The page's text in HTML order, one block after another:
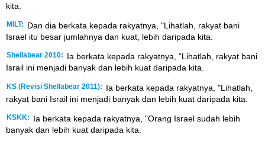
kita.
MILT:
Dan dia berkata kepada rakyatnya, "Lihatlah, rakyat bani
Israel itu besar jumlahnya dan kuat, lebih daripada kita.
Shellabear 2010:
Ia berkata kepada rakyatnya, “Lihatlah, rakyat bani
Israil ini menjadi banyak dan lebih kuat daripada kita.
KS (Revisi Shellabear 2011):
Ia berkata kepada rakyatnya, "Lihatlah,
rakyat bani Israil ini menjadi banyak dan lebih kuat daripada kita.
KSKK:
Ia berkata kepada rakyatnya, "Orang Israel sudah lebih
banyak dan lebih kuat daripada kita.